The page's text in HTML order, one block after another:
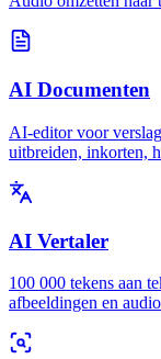
AI Documenten
AI-editor voor
uitbreiden, inkorten,
AI Vertaler
100 000 tekens aan
afbeeldingen en